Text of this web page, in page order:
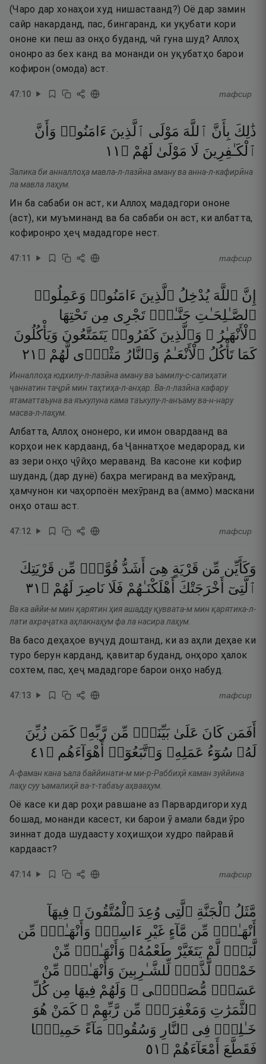
(Чаро дар хонаҳои худ нишастаанд?) Оё дар замин
сайр накарданд, пас, бингаранд, ки уқубати кори
ононе ки пеш аз онҳо буданд, чӣ гуна шуд? Аллоҳ
ононро аз бех канд ва монанди он уқубатҳо барои
кофирон (омода) аст.
47:10 тафсир
ذَٰلِكَ بِأَنَّ ٱللَّهَ مَوْلَى ٱلَّذِينَ ءَامَنُوا۟ وَأَنَّ
ٱلْكَـٰفِرِينَ لَا مَوْلَىٰ لَهُمْ ۝ ١١
Залика би анналлоҳа мавла-л-лазӣна аману ва анна-л-кафирӣна
ла мавла лаҳум.
Ин ба сабаби он аст, ки Аллоҳ мададгори ононе
(аст), ки муъминанд ва ба сабаби он аст, ки албатта,
кофиронро ҳеҷ мададгоре нест.
47:11 тафсир
إِنَّ ٱللَّهَ يُدْخِلُ ٱلَّذِينَ ءَامَنُوا۟ وَعَمِلُوا۟
ٱلصَّـٰلِحَـٰتِ جَنَّـٰتٍۢ تَجْرِى مِن تَحْتِهَا
ٱلْأَنْهَـٰرُ ۖ وَٱلَّذِينَ كَفَرُوا۟ يَتَمَتَّعُونَ وَيَأْكُلُونَ
كَمَا تَأْكُلُ ٱلْأَنْعَـٰمُ وَٱلنَّارُ مَثْوًۭى لَّهُمْ ۝ ١٢
Инналлоҳа юдхилу-л-лазӣна аману ва ъамилу-с-салиҳати
ҷаннатин таҷрӣ мин таҳтиҳа-л-анҳар. Ва-л-лазӣна кафару
ятаматтаъуна ва яъкулуна кама таъкулу-л-анъаму ва-н-нару
масва-л-лаҳум.
Албатта, Аллоҳ ононеро, ки имон овардаанд ва
корҳои нек кардаанд, ба Ҷаннатҳое медарорад, ки
аз зери онҳо ҷӯйҳо мераванд. Ва касоне ки кофир
шуданд, (дар дунё) баҳра мегиранд ва мехӯранд,
ҳамчунон ки чаҳорпоён мехӯранд ва (аммо) маскани
онҳо оташ аст.
47:12 тафсир
وَكَأَيِّن مِّن قَرْيَةٍ هِىَ أَشَدُّ قُوَّةًۭ مِّن قَرْيَتِكَ
ٱلَّتِىٓ
أَخْرَجَتْكَ أَهْلَكْنَـٰهُمْ فَلَا نَاصِرَ لَهُمْ ۝ ١٣
Ва ка аййи-м мин қарятин ҳия ашадду қуввата-м мин қарятика-л-
лати ахраҷатка аҳлакнаҳум фа ла насира лаҳум.
Ва басо деҳаҳое вуҷуд доштанд, ки аз аҳли деҳае ки
туро берун карданд, қавитар буданд, онҳоро ҳалок
сохтем, пас, ҳеҷ мададгоре барои онҳо набуд.
47:13 тафсир
أَفَمَن كَانَ عَلَىٰ بَيِّنَةٍۢ مِّن رَّبِّهِۦ كَمَن زُيِّنَ
لَهُۥ سُوٓءُ عَمَلِهِۦ وَٱتَّبَعُوٓا۟ أَهْوَآءَهُم ۝ ١٤
А-фаман кана ъала баййинати-м ми-р-Раббиҳӣ каман зуййина
лаҳу суу ъамалиҳӣ ва-т-табаъу аҳвааҳум.
Оё касе ки дар роҳи равшане аз Парвардигори худ
бошад, монанди касест, ки барои ӯ амали бади ӯро
зиннат дода шудаасту хоҳишҳои худро пайравӣ
кардааст?
47:14 тафсир
مَّثَلُ ٱلْجَنَّةِ ٱلَّتِى وُعِدَ ٱلْمُتَّقُونَ ۖ فِيهَآ
أَنْهَـٰرٌۭ مِّن مَّآءٍ غَيْرِ ءَاسِنٍۢ وَأَنْهَـٰرٌۭ مِّن
لَّبَنٍۢ لَّمْ يَتَغَيَّرْ طَعْمُهُۥ وَأَنْهَـٰرٌۭ مِّنْ
خَمْرٍۢ لَّذَّةٍۢ لِّلشَّـٰرِبِينَ وَأَنْهَـٰرٌۭ مِّنْ
عَسَلٍۢ مُّصَفًّۭى ۖ وَلَهُمْ فِيهَا مِن كُلِّ
ٱلثَّمَرَٰتِ وَمَغْفِرَةٌۭ مِّن رَّبِّهِمْ ۖ كَمَنْ هُوَ
خَـٰلِدٌۭ فِى ٱلنَّارِ وَسُقُوا۟ مَآءً حَمِيمًۭا
فَقَطَّعَ
أَمْعَآءَهُمْ ۝ ١٥